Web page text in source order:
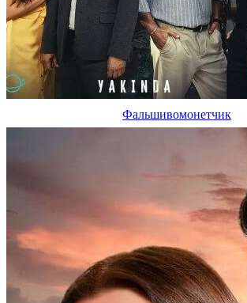
Фальшивомонетчик